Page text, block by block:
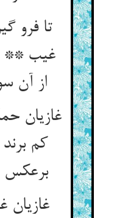
تا فرو
غیب **
از آن
غازیان
کم
برعکس
غازیان